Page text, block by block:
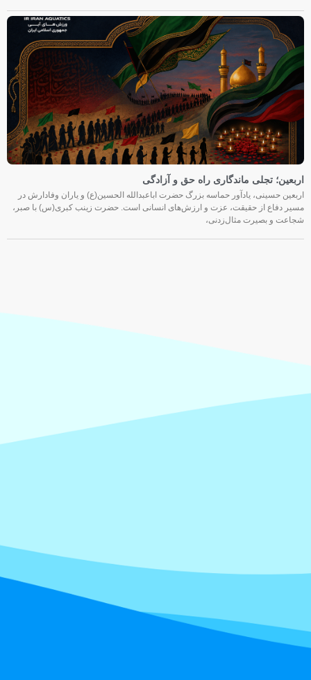
اربعین؛ تجلی ماندگاری راه حق و آزادگی
اربعین حسینی، یادآور حماسه بزرگ حضرت اباعبدالله الحسین(ع) و یاران وفادارش در
مسیر دفاع از حقیقت، عزت و ارزش‌های انسانی است. حضرت زینب کبری(س) با صبر،
شجاعت و بصیرت مثال‌زدنی،